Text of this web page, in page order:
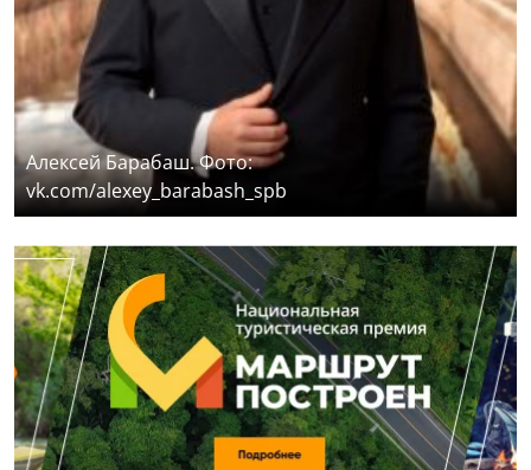
Алексей Барабаш. Фото:
vk.com/alexey_barabash_spb